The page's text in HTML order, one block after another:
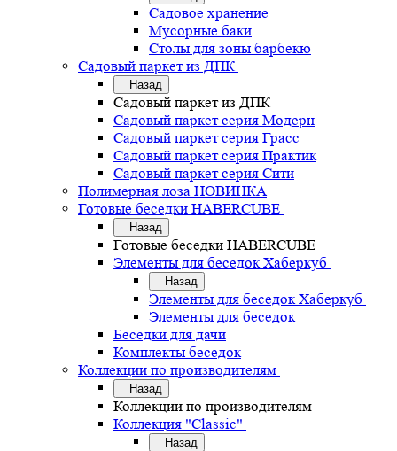
Садовое хранение
Мусорные баки
Столы для зоны барбекю
Садовый паркет из ДПК
Назад
Садовый паркет из ДПК
Садовый паркет серия Mодерн
Садовый паркет серия Грасс
Садовый паркет серия Практик
Садовый паркет серия Сити
Полимерная лоза НОВИНКА
Готовые беседки HABERCUBE
Назад
Готовые беседки HABERCUBE
Элементы для беседок Хаберкуб
Назад
Элементы для беседок Хаберкуб
Элементы для беседок
Беседки для дачи
Комплекты беседок
Коллекции по производителям
Назад
Коллекции по производителям
Коллекция "Classic"
Назад